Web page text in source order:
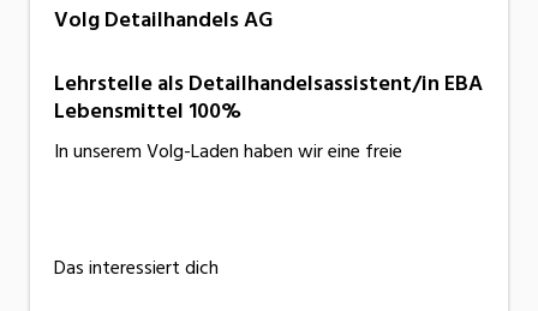
Volg Detailhandels AG
Lehrstelle als Detailhandelsassistent/in EBA
Lebensmittel 100%
In unserem Volg-Laden haben wir eine freie
Das interessiert dich